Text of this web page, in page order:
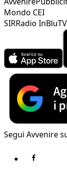
Mondo CEI
SIRRadio InBlu
Segui Avvenire